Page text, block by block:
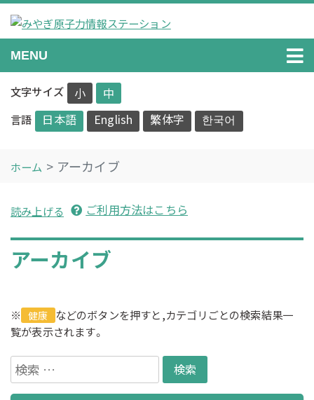
Skip
to
content
みやぎ原子力情報ステーション
原子力に関する情報を正確に分かりやすくお伝えします。
MENU
文字サイズ 小 中
言語 日本語 English 繁体字 한국어
ホーム アーカイブ
読み上げる ご利用方法はこちら
アーカイブ
※ 健康 などのボタンを押すと,カテゴリごとの検索結果一
覧が表示されます。
検
索: